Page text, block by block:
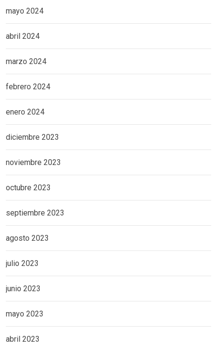
mayo 2024
abril 2024
marzo 2024
febrero 2024
enero 2024
diciembre 2023
noviembre 2023
octubre 2023
septiembre 2023
agosto 2023
julio 2023
junio 2023
mayo 2023
abril 2023